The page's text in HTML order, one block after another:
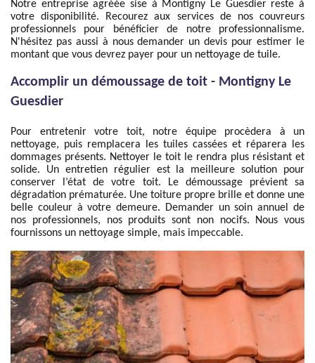
Notre entreprise agréée sise à Montigny Le Guesdier reste à
votre disponibilité. Recourez aux services de nos couvreurs
professionnels pour bénéficier de notre professionnalisme.
N'hésitez pas aussi à nous demander un devis pour estimer le
montant que vous devrez payer pour un nettoyage de tuile.
Accomplir un démoussage de toit - Montigny Le
Guesdier
Pour entretenir votre toit, notre équipe procèdera à un
nettoyage, puis remplacera les tuiles cassées et réparera les
dommages présents. Nettoyer le toit le rendra plus résistant et
solide. Un entretien régulier est la meilleure solution pour
conserver l’état de votre toit. Le démoussage prévient sa
dégradation prématurée. Une toiture propre brille et donne une
belle couleur à votre demeure. Demander un soin annuel de
nos professionnels, nos produits sont non nocifs. Nous vous
fournissons un nettoyage simple, mais impeccable.